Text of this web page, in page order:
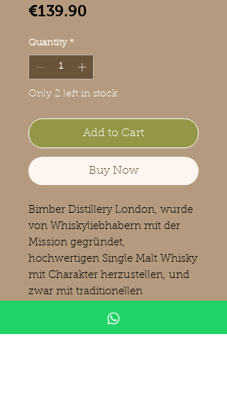
€139.90Price
Quantity *
Only 2 left in stock
Add to Cart
Buy Now
Bimber Distillery London, wurde
von Whiskyliebhabern mit der
Mission gegründet,
hochwertigen Single Malt Whisky
mit Charakter herzustellen, und
zwar mit traditionellen
selten anzutreffen sind. Der